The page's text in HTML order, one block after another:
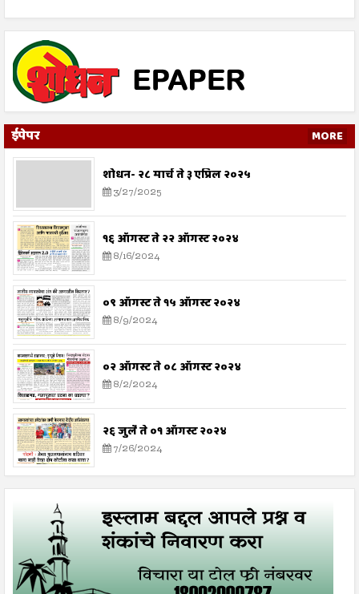
ईपेपर MORE
शोधन- २८ मार्च ते ३ एप्रिल २०२५
3/27/2025
१६ ऑगस्ट ते २२ ऑगस्ट २०२४
8/16/2024
०९ ऑगस्ट ते १५ ऑगस्ट २०२४
8/9/2024
०२ ऑगस्ट ते ०८ ऑगस्ट २०२४
8/2/2024
२६ जुलै ते ०१ ऑगस्ट २०२४
7/26/2024